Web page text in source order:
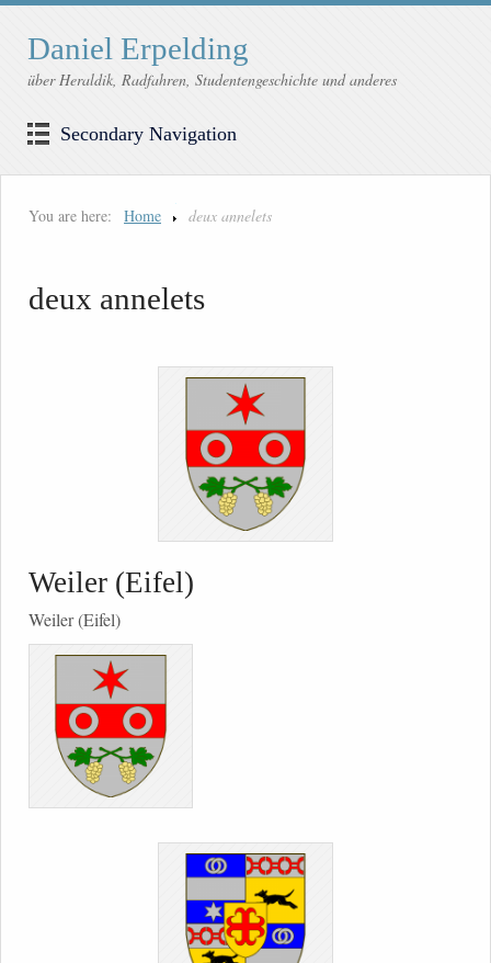
Daniel Erpelding
über Heraldik, Radfahren, Studentengeschichte und anderes
Secondary Navigation
You are here: Home deux annelets
deux annelets
Weiler (Eifel)
Weiler (Eifel)